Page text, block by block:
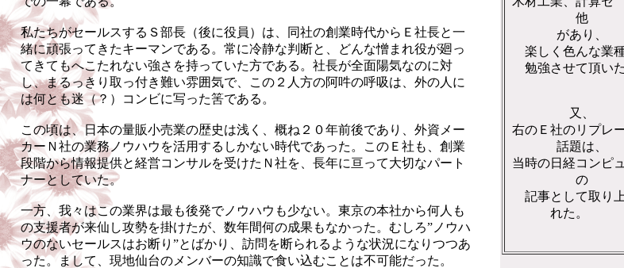
私たちがセールスするＳ部長（後に役員）は、同社の創業時代からＥ社長と一
緒に頑張ってきたキーマンである。常に冷静な判断と、どんな憎まれ役が廻っ
てきてもへこたれない強さを持っていた方である。社長が全面陽気なのに対
し、まるっきり取っ付き難い雰囲気で、この２人方の阿吽の呼吸は、外の人に
は何とも迷（？）コンビに写った筈である。
この頃は、日本の量販小売業の歴史は浅く、概ね２０年前後であり、外資メー
カーＮ社の業務ノウハウを活用するしかない時代であった。このＥ社も、創業
段階から情報提供と経営コンサルを受けたＮ社を、長年に亘って大切なパート
ナーとしていた。
一方、我々はこの業界は最も後発でノウハウも少ない。東京の本社から何人も
の支援者が来仙し攻勢を掛けたが、数年間何の成果もなかった。むしろ”ノウハ
ウのないセールスはお断り”とばかり、訪問を断られるような状況になりつつあ
った。まして、現地仙台のメンバーの知識で食い込むことは不可能だった。
他
があり、
楽しく色んな業
勉強させて頂いた
又、
右のＥ社のリプレ
話題は、
当時の日経コンピ
の
記事として取り
れた。